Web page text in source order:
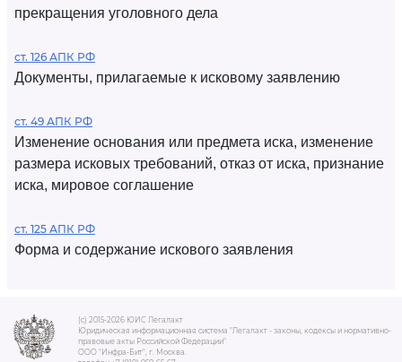
прекращения уголовного дела
ст. 126 АПК РФ
Документы, прилагаемые к исковому заявлению
ст. 49 АПК РФ
Изменение основания или предмета иска, изменение
размера исковых требований, отказ от иска, признание
иска, мировое соглашение
ст. 125 АПК РФ
Форма и содержание искового заявления
(c) 2015-2026 ЮИС Легалакт
Юридическая информационная система "Легалакт - законы, кодексы и нормативно-
правовые акты Российской Федерации"
ООО "Инфра-Бит", г. Москва.